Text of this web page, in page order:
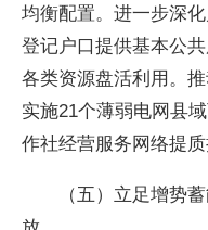
均衡配置。进一步深
登记户口提供基本公
各类资源盘活利用。
实施21个薄弱电网县
作社经营服务网络提质
（五）立足增势蓄